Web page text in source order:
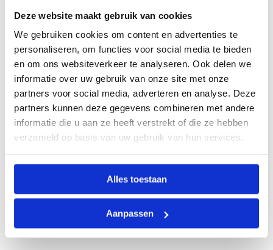
Deze website maakt gebruik van cookies
We gebruiken cookies om content en advertenties te
personaliseren, om functies voor social media te bieden
en om ons websiteverkeer te analyseren. Ook delen we
informatie over uw gebruik van onze site met onze
partners voor social media, adverteren en analyse. Deze
partners kunnen deze gegevens combineren met andere
informatie die u aan ze heeft verstrekt of die ze hebben
verzameld op basis van uw gebruik van hun services.
Alles toestaan
Aanpassen